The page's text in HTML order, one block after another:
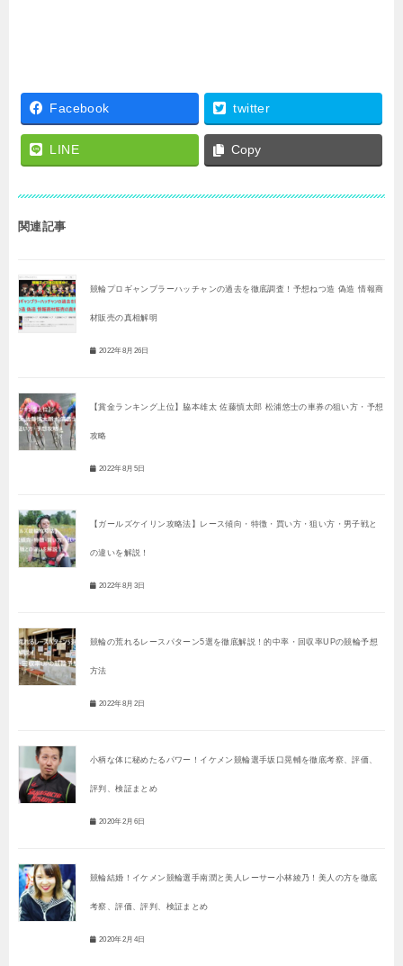
Facebook twitter
LINE Copy
関連記事
競輪プロギャンブラーハッチャンの過去を徹底調査！予想ねつ造 偽造 情報商
材販売の真相解明
2022年8月26日
【賞金ランキング上位】脇本雄太 佐藤慎太郎 松浦悠士の車券の狙い方・予想
攻略
2022年8月5日
【ガールズケイリン攻略法】レース傾向・特徴・買い方・狙い方・男子戦と
の違いを解説！
2022年8月3日
競輪の荒れるレースパターン5選を徹底解説！的中率・回収率UPの競輪予想
方法
2022年8月2日
小柄な体に秘めたるパワー！イケメン競輪選手坂口晃輔を徹底考察、評価、
評判、検証まとめ
2020年2月6日
競輪結婚！イケメン競輪選手南潤と美人レーサー小林綾乃！美人の方を徹底
考察、評価、評判、検証まとめ
2020年2月4日